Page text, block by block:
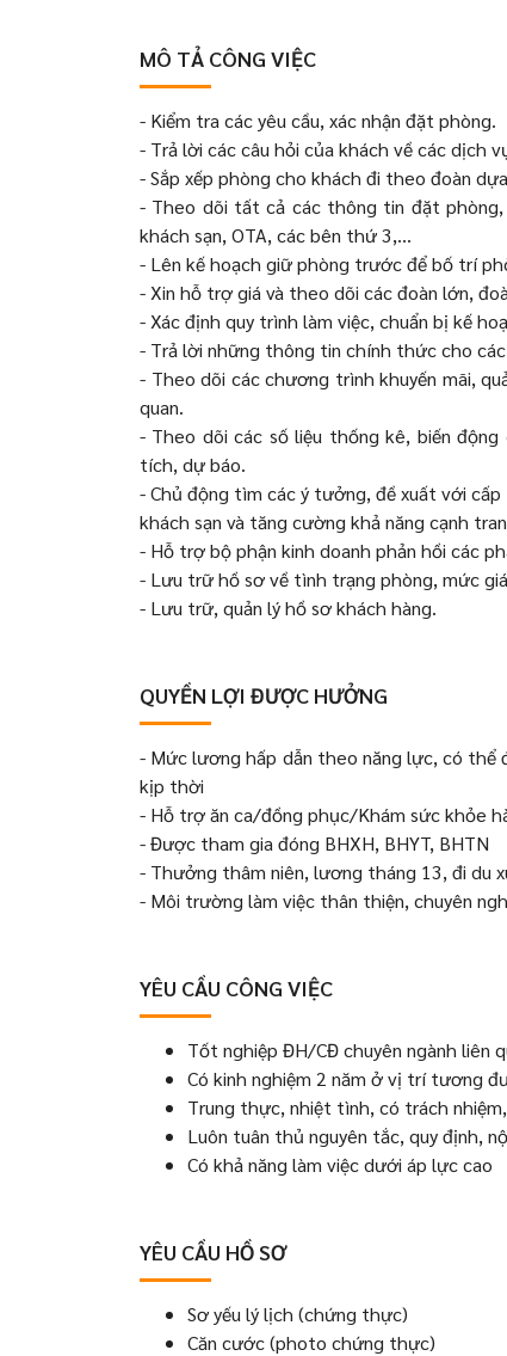
MÔ TẢ CÔNG VIỆC
- Kiểm tra các yêu cầu, xác nhận đặt phòng.
- Trả lời các câu hỏi của khách về các dịch
- Sắp xếp phòng cho khách đi theo đoàn
- Theo dõi tất cả các thông tin đặt
khách sạn, OTA, các bên thứ 3,...
- Lên kế hoạch giữ phòng trước để bố trí
- Xin hỗ trợ giá và theo dõi các đoàn lớn,
- Xác định quy trình làm việc, chuẩn bị kế
- Trả lời những thông tin chính thức cho
- Theo dõi các chương trình khuyến mãi,
quan.
- Theo dõi các số liệu thống kê, biến
tích, dự báo.
- Chủ động tìm các ý tưởng, đề xuất với
khách sạn và tăng cường khả năng cạnh
- Hỗ trợ bộ phận kinh doanh phản hồi các
- Lưu trữ hồ sơ về tình trạng phòng, mức
- Lưu trữ, quản lý hồ sơ khách hàng.
QUYỀN LỢI ĐƯỢC HƯỞNG
- Mức lương hấp dẫn theo năng lực, có
kịp thời
- Hỗ trợ ăn ca/đồng phục/Khám sức khỏe
- Được tham gia đóng BHXH, BHYT, BHTN
- Thưởng thâm niên, lương tháng 13, đi du
- Môi trường làm việc thân thiện, chuyên
YÊU CẦU CÔNG VIỆC
Tốt nghiệp ĐH/CĐ chuyên ngành liên
Có kinh nghiệm 2 năm ở vị trí tương
Trung thực, nhiệt tình, có trách
Luôn tuân thủ nguyên tắc, quy định,
Có khả năng làm việc dưới áp lực cao
YÊU CẦU HỒ SƠ
Sơ yếu lý lịch (chứng thực)
Căn cước (photo chứng thực)